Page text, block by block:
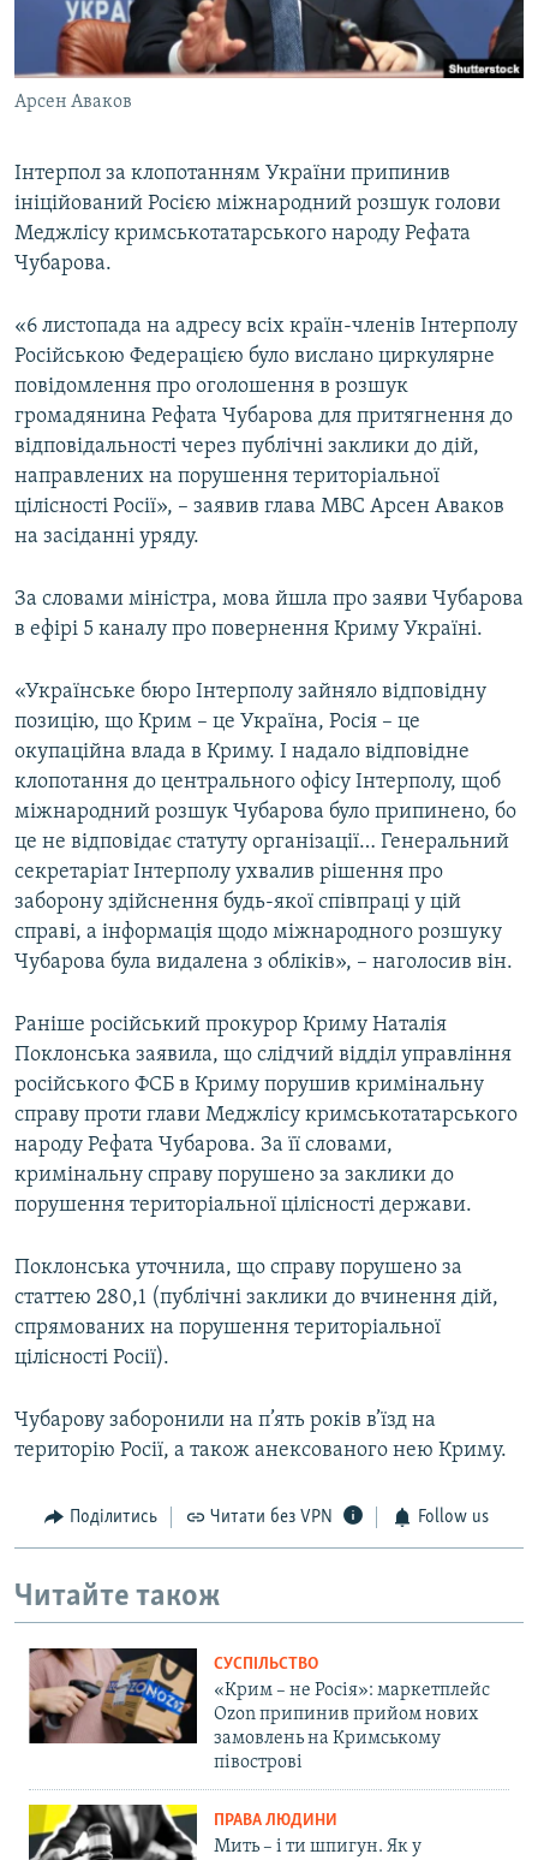
ВІДЕОУРОКИ «ELIFBE»
СВІДЧЕННЯ ОКУПАЦІЇ
УКРАЇНСЬКА ПРОБЛЕМА КРИМУ
Русский
Qırımtatar
Усі сайти RFE/RL
Арсен Аваков
Інтерпол за клопотанням України припинив
ініційований Росією міжнародний розшук голови
Меджлісу кримськотатарського народу Рефата
Чубарова.
«6 листопада на адресу всіх країн-членів Інтерполу
Російською Федерацією було вислано циркулярне
повідомлення про оголошення в розшук
громадянина Рефата Чубарова для притягнення до
відповідальності через публічні заклики до дій,
направлених на порушення територіальної
цілісності Росії», – заявив глава МВС Арсен Аваков
на засіданні уряду.
За словами міністра, мова йшла про заяви Чубарова
в ефірі 5 каналу про повернення Криму Україні.
«Українське бюро Інтерполу зайняло відповідну
позицію, що Крим – це Україна, Росія – це
окупаційна влада в Криму. І надало відповідне
клопотання до центрального офісу Інтерполу, щоб
міжнародний розшук Чубарова було припинено, бо
це не відповідає статуту організації… Генеральний
секретаріат Інтерполу ухвалив рішення про
заборону здійснення будь-якої співпраці у цій
справі, а інформація щодо міжнародного розшуку
Чубарова була видалена з обліків», – наголосив він.
Раніше російський прокурор Криму Наталія
Поклонська заявила, що слідчий відділ управління
російського ФСБ в Криму порушив кримінальну
справу проти глави Меджлісу кримськотатарського
народу Рефата Чубарова. За її словами,
кримінальну справу порушено за заклики до
порушення територіальної цілісності держави.
Поклонська уточнила, що справу порушено за
статтею 280,1 (публічні заклики до вчинення дій,
спрямованих на порушення територіальної
цілісності Росії).
Чубарову заборонили на п’ять років в’їзд на
територію Росії, а також анексованого нею Криму.
Поділитись Читати без VPN Follow us
Читайте також
СУСПІЛЬСТВО
«Крим – не Росія»: маркетплейс
Ozon припинив прийом нових
замовлень на Кримському
півострові
ПРАВА ЛЮДИНИ
Мить – і ти шпигун. Як у